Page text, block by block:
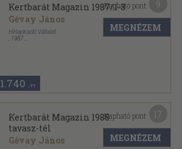
Kertbarát Magazin 1987/1-3.
Gévay János
Hírlapkiadó Vállalat
1987
1.740 ,-Ft
Kapható pont:
MEGNÉZEM
Kertbarát Magazin 1988.
tavasz-tél
Gévay János
Kapható pont:
MEGNÉZEM